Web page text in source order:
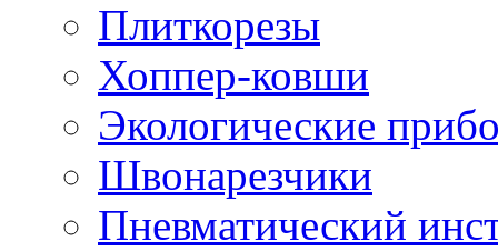
Плиткорезы
Хоппер-ковши
Экологические
Швонарезчики
Пневматический